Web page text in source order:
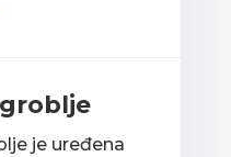
je uređena